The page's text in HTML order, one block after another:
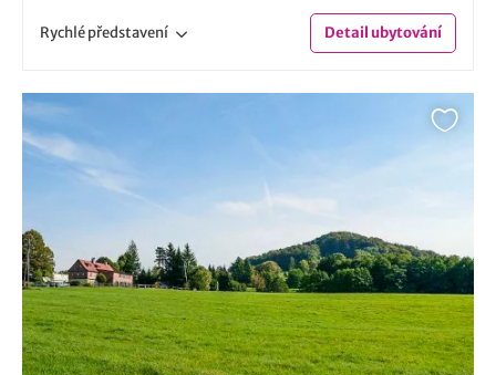
Rychlépředstavení Detailubytování